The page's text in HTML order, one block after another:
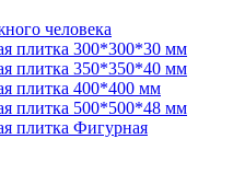
человека
плитка 300*300*30 мм
плитка 350*350*40 мм
плитка 400*400 мм
плитка 500*500*48 мм
плитка Фигурная